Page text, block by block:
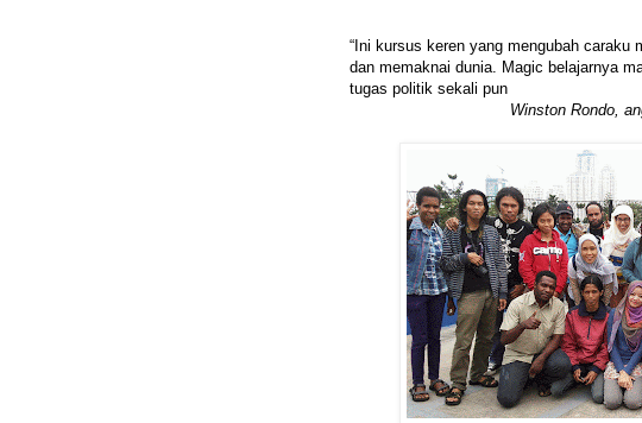
“Ini kursus keren yang mengubah caraku
dan memaknai dunia. Magic belajarnya
tugas politik sekali pun
Winston Rondo,